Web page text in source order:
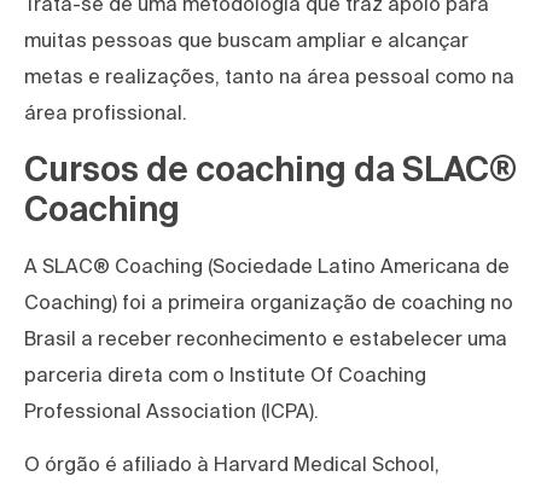
muitas pessoas que buscam ampliar e alcançar
metas e realizações, tanto na área pessoal como na
área profissional.
Cursos de coaching da SLAC®
Coaching
A SLAC® Coaching (Sociedade Latino Americana de
Coaching) foi a primeira organização de coaching no
Brasil a receber reconhecimento e estabelecer uma
parceria direta com o Institute Of Coaching
Professional Association (ICPA).
O órgão é afiliado à Harvard Medical School,